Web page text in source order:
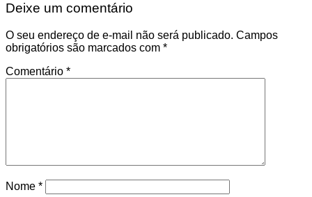
Deixe um comentário
O seu endereço de e-mail não será publicado. Campos
obrigatórios são marcados com *
Comentário *
Nome *